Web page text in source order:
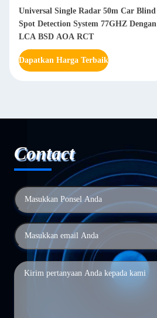
Universal Single Radar 50m Car Blind
Spot Detection System 77GHZ Dengan
LCA BSD AOA RCT
Dapatkan Harga Terbaik
Contact